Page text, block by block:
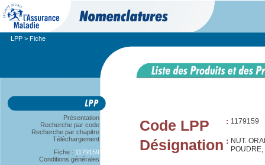
LPP > Fiche
Présentation
Recherche par code
Recherche par chapitre
Téléchargement
Fiche : 1179159
Conditions générales
Code LPP : 1179159
Désignation : NUT.